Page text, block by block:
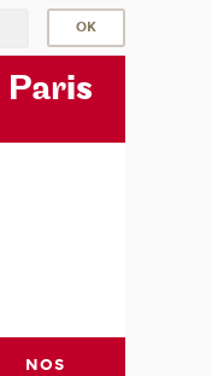
Paris
NOS